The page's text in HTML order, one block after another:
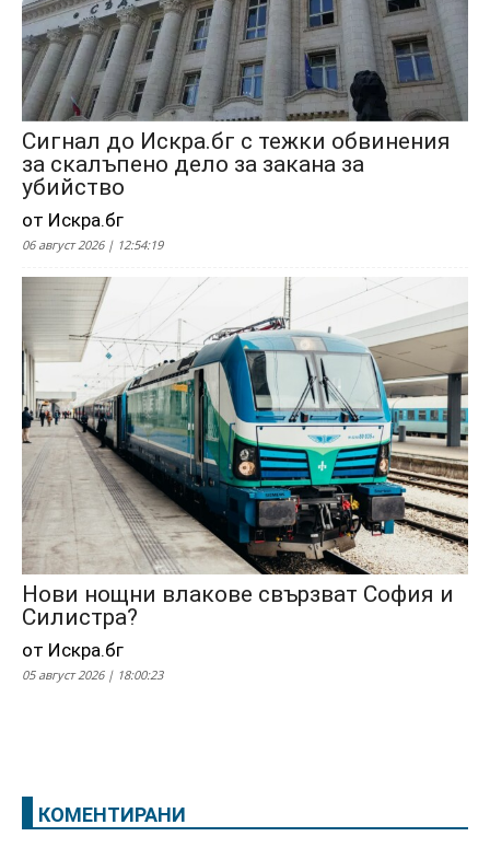
Сигнал до Искра.бг с тежки обвинения
за скалъпено дело за закана за
убийство
от Искра.бг
06 август 2026 | 12:54:19
Нови нощни влакове свързват София и
Силистра?
от Искра.бг
05 август 2026 | 18:00:23
КОМЕНТИРАНИ